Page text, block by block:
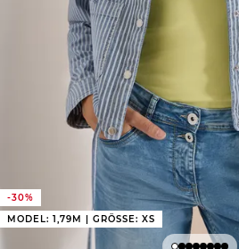
-30%
MODEL: 1,79M | GRÖSSE: XS